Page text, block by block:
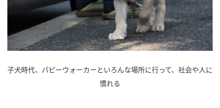
子犬時代、パピーウォーカーといろんな場所に行って、社会や人に
慣れる